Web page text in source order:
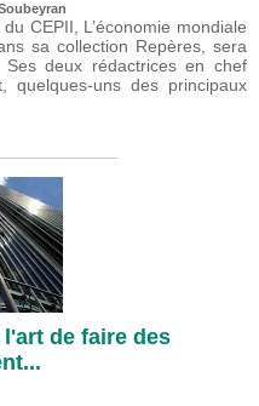
CEPII, L’économie mondiale
sa collection Repères, sera
deux rédactrices en chef
quelques-uns des principaux
de faire des